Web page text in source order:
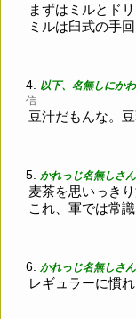
まずはミルとド
ミルは臼式の手
4. 以下、名無しにか
信
豆汁だもんな。豆
5. かれっじ名無しさん
麦茶を思いっき
これ、軍では常
6. かれっじ名無しさん
レギュラーに慣